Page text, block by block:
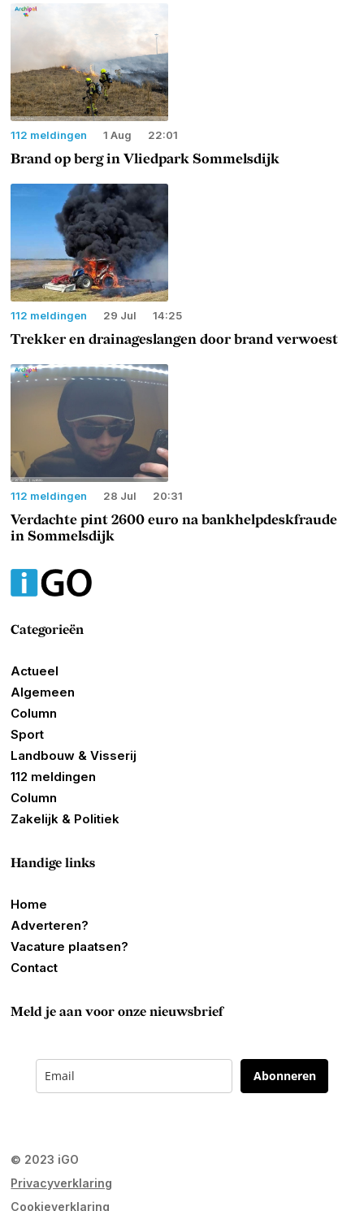
112 meldingen 1 Aug 22:01
Brand op berg in Vliedpark Sommelsdijk
112 meldingen 29 Jul 14:25
Trekker en drainageslangen door brand verwoest
112 meldingen 28 Jul 20:31
Verdachte pint 2600 euro na bankhelpdeskfraude
in Sommelsdijk
Categorieën
Actueel
Algemeen
Column
Sport
Landbouw & Visserij
112 meldingen
Column
Zakelijk & Politiek
Handige links
Home
Adverteren?
Vacature plaatsen?
Contact
Meld je aan voor onze nieuwsbrief
Abonneren
© 2023 iGO
Privacyverklaring
Cookieverklaring